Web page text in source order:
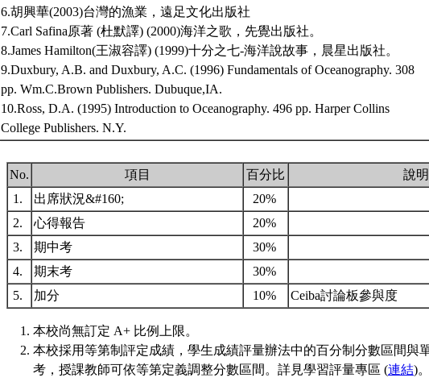
6.胡興華(2003)台灣的漁業，遠足文化出版社
7.Carl Safina原著 (杜默譯) (2000)海洋之歌，先覺出版社。
8.James Hamilton(王淑容譯) (1999)十分之七-海洋說故事，晨星出版社。
9.Duxbury, A.B. and Duxbury, A.C. (1996) Fundamentals of Oceanography. 308
pp. Wm.C.Brown Publishers. Dubuque,IA.
10.Ross, D.A. (1995) Introduction to Oceanography. 496 pp. Harper Collins
College Publishers. N.Y.
No. 項目 百分比
說明
1.
出席狀況&#160;
20%
2.
心得報告
20%
3.
期中考
30%
4.
期末考
30%
5.
加分 10% Ceiba討論板參與度
本校尚無訂定 A+ 比例上限。
本校採用等第制評定成績，學生成績評量辦法中的百分制分數區間與
考，授課教師可依等第定義調整分數區間。詳見學習評量專區 (連結)